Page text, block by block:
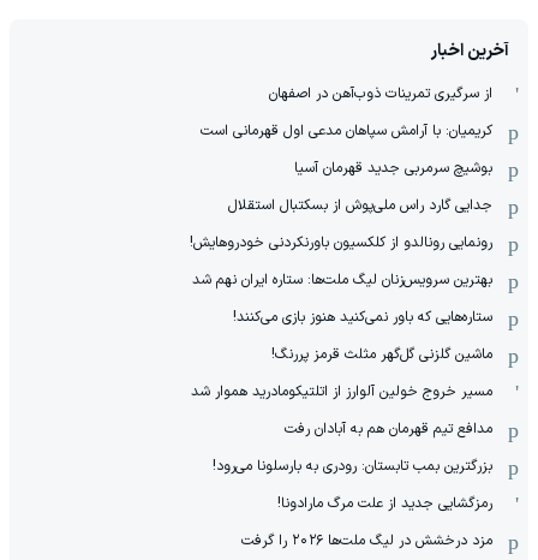
آخرین اخبار
از سرگیری تمرینات ذوب‌آهن در اصفهان
کریمیان: با آرامش سپاهان مدعی اول قهرمانی است
بوشیچ سرمربی جدید قهرمان آسیا
جدایی گارد راس ملی‌پوش از بسکتبال استقلال
رونمایی رونالدو از کلکسیون باورنکردنی خودروهایش!
بهترین سرویس‌زنان لیگ ملت‌ها: ستاره ایران نهم شد
ستاره‌هایی که باور نمی‌کنید هنوز بازی می‌کنند!
ماشین گلزنی گل‌گهر مثلث قرمز پررنگ!
مسیر خروج خولین آلوارز از اتلتیکومادرید هموار شد
مدافع تیم قهرمان هم به آبادان رفت
بزرگترین بمب تابستان: رودری به بارسلونا می‌رود!
رمزگشایی جدید از علت مرگ مارادونا!
مزد درخشش در لیگ ملت‌ها ٢٠٢۶ را گرفت